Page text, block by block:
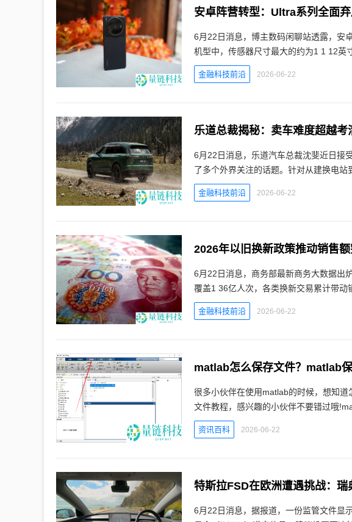
安卓阵营转型：Ultra系列全面
6月22日消息，博主数码闲聊站透露，安
机型中，传感器尺寸最大的约为1 1 12英
金融科技前沿 2026-06-22
乐道总裁揭秘：卖车难度超越考
6月22日消息，乐道汽车总裁沈斐近日接
了多个外界关注的话题。针对从建换电站
金融科技前沿 2026-06-22
2026年以旧换新政策推动销售
6月22日消息，商务部最新商务大数据出
覆盖1 36亿人次，各类换新交易累计带动
金融科技前沿 2026-06-22
matlab怎么保存文件？matlab
很多小伙伴在使用matlab的时候，想知
文件教程，感兴趣的小伙伴不要错过哦
资讯百科 2026-06-22
特斯拉FSD在欧洲遭遇挑战：
6月22日消息，据报道，一份监管文件显